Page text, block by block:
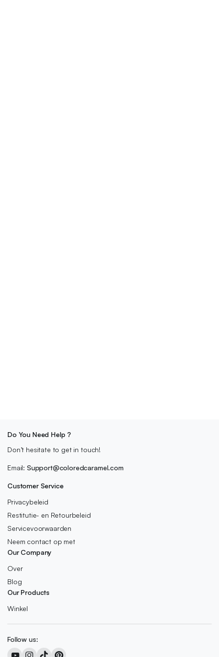
Do You Need Help ?
Don’t hesitate to get in touch!
Email: Support@coloredcaramel.com
Customer Service
Privacybeleid
Restitutie- en Retourbeleid
Servicevoorwaarden
Neem contact op met
Our Company
Over
Blog
Our Products
Winkel
Follow us: